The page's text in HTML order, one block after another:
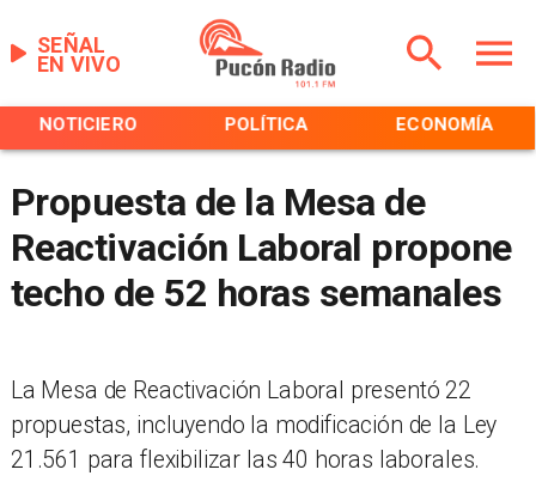
EN VIVO
SEÑAL
NOTICIERO POLÍTICA ECONOMÍA
Propuesta de la Mesa de
Reactivación Laboral propone
techo de 52 horas semanales
La Mesa de Reactivación Laboral presentó 22
propuestas, incluyendo la modificación de la Ley
21.561 para flexibilizar las 40 horas laborales.